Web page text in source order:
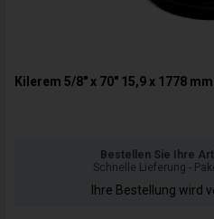
Kilerem 5/8" x 70" 15,9 x 1778
Bestellen Sie Ihre
Schnelle Lieferung -
Ihre Bestellung wird